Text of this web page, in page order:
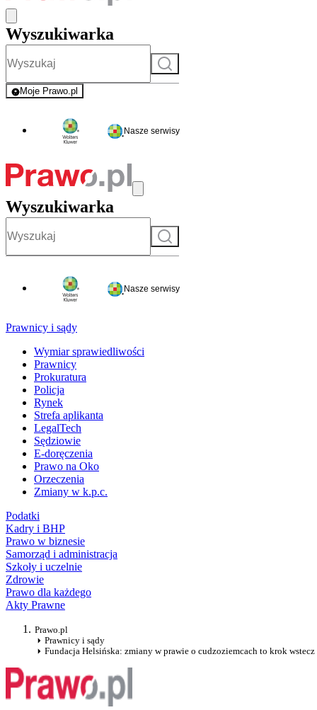
Wyszukiwarka
Szukaj
Moje Prawo.pl
- rejestracja i logowanie do serwisu
Nasze serwisy
Wyszukiwarka
Szukaj
Nasze serwisy
Prawnicy i sądy
Wymiar sprawiedliwości
Prawnicy
Prokuratura
Policja
Rynek
Strefa aplikanta
LegalTech
Sędziowie
E-doręczenia
Prawo na Oko
Orzeczenia
Zmiany w k.p.c.
Podatki
Kadry i BHP
Prawo w biznesie
Samorząd i administracja
Szkoły i uczelnie
Zdrowie
Prawo dla każdego
Akty Prawne
Prawo.pl
Prawnicy i sądy
Fundacja Helsińska: zmiany w prawie o cudzoziemcach to krok wstecz